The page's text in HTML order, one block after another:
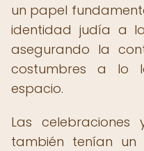
un papel
identidad judía a
asegurando la
costumbres a lo
espacio.
Las celebraciones
también tenían